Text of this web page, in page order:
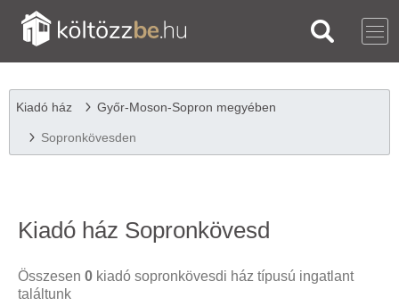
Kiadó ház Győr-Moson-Sopron megyében
Sopronkövesden
Kiadó ház Sopronkövesd
Összesen 0 kiadó sopronkövesdi ház típusú ingatlant
találtunk